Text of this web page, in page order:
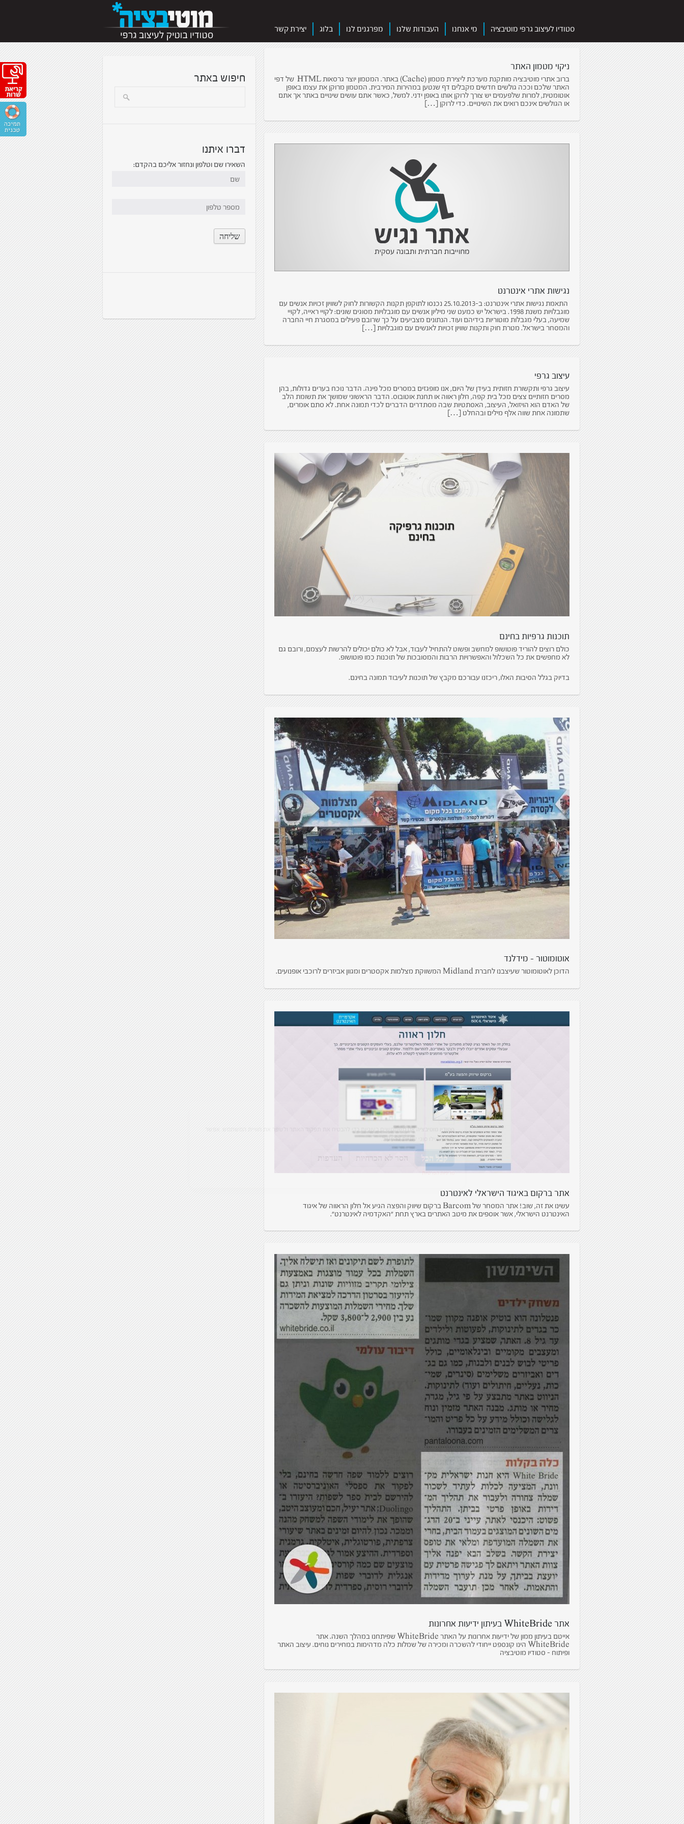
סטודיו לעיצוב גרפי מוטיבציה מי אנחנו העבודות שלנו מפרגנים לנו בלוג יצירת קשר
ניקוי מטמון האתר
ברוב אתרי מוטיבציה מותקנת מערכת ליצירת מטמון (Cache) באתר. המטמון יוצר גרסאות HTML של דפי
האתר שלכם וככה גולשים חדשים מקבלים דף שנטען במהירות המירבית. המטמון מרוקן את עצמו באופן
אוטומטית, למרות שלפעמים יש צורך לרוקן אותו באופן ידני. למשל, כאשר אתם עושים שינויים באתר אך אתם
או הגולשים אינכם רואים את השינויים. כדי לרוקן […]
נגישות אתרי אינטרנט
התאמת נגישות אתרי אינטרנט: ב-25.10.2013 נכנסו לתוקפן תקנות הקשורות לחוק לשוויון זכויות אנשים עם
מוגבלויות משנת 1998. בישראל יש כמעט שני מיליון אנשים עם מוגבלויות מסוגים שונים: לקויי ראייה, לקויי
שמיעה, בעלי מגבלות מוטוריות בידיהם ועוד. הנתונים מצביעים על כך שרובם פעילים במסגרת חיי החברה
והמסחר בישראל. מטרת חוק ותקנות שוויון זכויות לאנשים עם מוגבלויות […]
עיצוב גרפי
עיצוב גרפי ותקשורת חזותית בעידן של היום, אנו מופגזים במסרים מכל פינה. הדבר נוכח בערים גדולות, בהן
מסרים חזותיים צצים מכל בית קפה, חלון ראווה או תחנת אוטובוס. הדבר הראשוני שמושך את תשומת הלב
של האדם הוא הויזואל, העיצוב, האסתטיות שבה מסתדרים הדברים לכדי תמונה אחת. לא סתם אומרים,
שתמונה אחת שווה אלף מילים ובהחלט […]
תוכנות גרפיות בחינם
כולם רוצים להוריד פוטושופ למחשב ופשוט להתחיל לעבוד, אבל לא כולם יכולים להרשות לעצמם, ורובם גם
לא מחפשים את כל השכלול והאפשרויות הרבות והמסובכות של תוכנות כמו פוטושופ.
בדיוק בגלל הסיבות האלו, ריכזנו עבורכם מקבץ של תוכנות לעיבוד תמונה בחינם.
אוטומוטור – מידלנד
הדוכן לאוטומוטור שעיצבנו לחברת Midland המשווקת מצלמות אקסטרים ומגוון אביזרים לרוכבי אופנועים.
אתר ברקום באיגוד הישראלי לאינטרנט
עשינו את זה, שוב! אתר המסחר של Barcom ברקום שיווק והפצה הגיע אל חלון הראווה של איגוד
האינטרנט הישראלי, אשר אוספים את מיטב האתרים בארץ תחת "האקדמיה לאינטרנט".
אתר WhiteBride בעיתון ידיעות אחרונות
אייטם בעיתון ממון של ידיעות אחרונות על האתר WhiteBride שפיתחנו במהלך השנה. אתר
WhiteBride הינו קונספט ייחודי להשכרה ומכירה של שמלות כלה מדהימות במחירים נוחים. עיצוב האתר
ופיתוח – סטודיו מוטיבציה
חיפוש באתר
דברו איתנו
השאירו שם וטלפון ונחזור אליכם בהקדם: